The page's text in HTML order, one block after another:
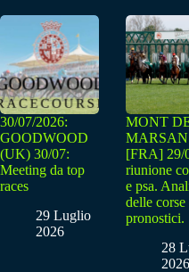
30/07/2026:
GOODWOOD
(UK) 30/07:
Meeting da top
races
29 Luglio
2026
MONT
MARSAN
[FRA] 29/
riunione
e psa.
delle corse
pronostici.
28
2026